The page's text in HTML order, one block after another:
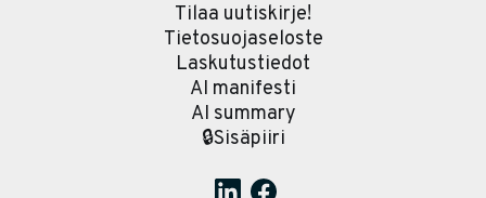
Tilaa uutiskirje!
Tietosuojaseloste
Laskutustiedot
AI manifesti
AI summary
🔒Sisäpiiri